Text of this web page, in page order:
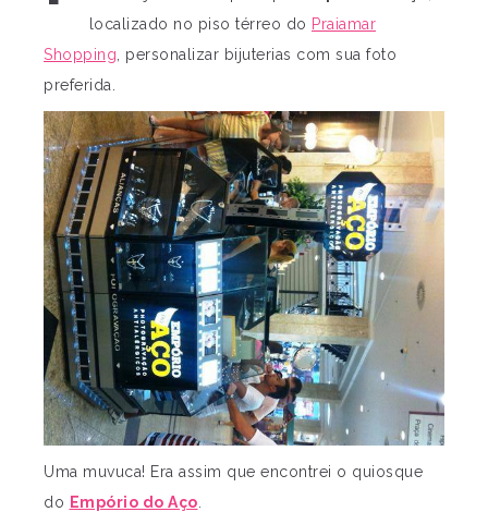
localizado no piso térreo do Praiamar
Shopping , personalizar bijuterias com sua foto
preferida.
Uma muvuca! Era assim que encontrei o quiosque
do Empório do Aço